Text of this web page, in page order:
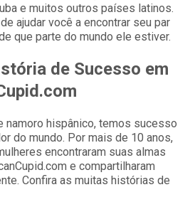
e muitos outros países latinos.
ajudar você a encontrar seu par
que parte do mundo ele estiver.
de Sucesso em
namoro hispânico, temos sucesso
do mundo. Por mais de 10 anos,
encontraram suas almas
e compartilharam
Confira as muitas histórias de